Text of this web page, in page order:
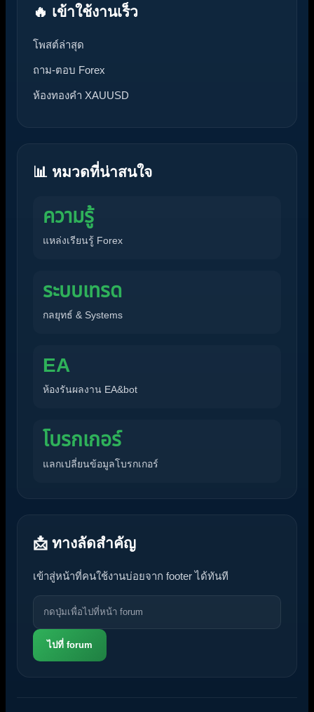
🔥 เข้าใช้งานเร็ว
โพสต์ล่าสุด
ถาม-ตอบ Forex
ห้องทองคำ XAUUSD
📊 หมวดที่น่าสนใจ
ความรู้
แหล่งเรียนรู้ Forex
ระบบเทรด
กลยุทธ์ & Systems
EA
ห้องรันผลงาน EA&bot
โบรกเกอร์
แลกเปลี่ยนข้อมูลโบรกเกอร์
📩 ทางลัดสำคัญ
เข้าสู่หน้าที่คนใช้งานบ่อยจาก footer ได้ทันที
ไปที่ forum